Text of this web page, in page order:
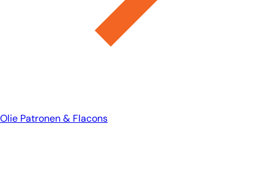
Olie Patronen & Flacons